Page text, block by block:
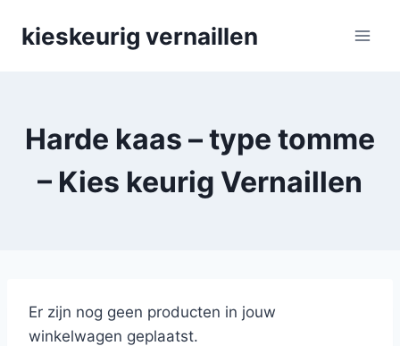
kieskeurig vernaillen
Harde kaas – type tomme
– Kies keurig Vernaillen
Er zijn nog geen producten in jouw
winkelwagen geplaatst.